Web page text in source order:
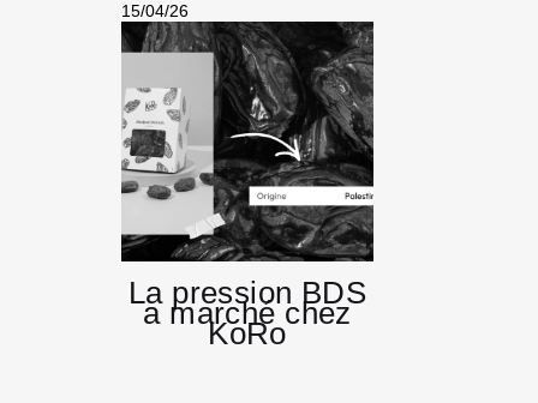
15/04/26
La pression BDS
a marché chez
KoRo